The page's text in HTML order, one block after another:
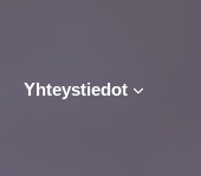
Yhteystiedot